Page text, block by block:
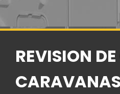
REVISION
CARAVANAS